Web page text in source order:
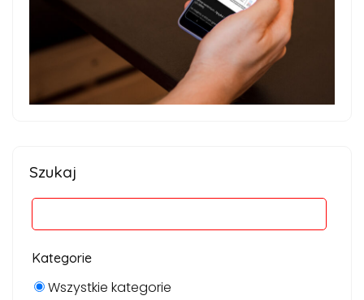
Szukaj
Kategorie
Wszystkie kategorie